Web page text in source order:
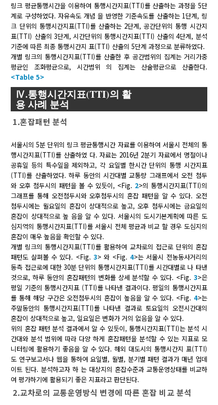
링크 평균통행시간을 이용하여 통행시간지표(TTI)를 산출하는 과정을 5단
계로 구성하였다. 자유속도 개념 을 반영한 기준속도를 산출하는 1단계, 링
크 단위의 통행시간지표(TTI)를 산출하는 2단계, 공간단위의 통행 시간지
표(TTI) 산출의 3단계, 시간단위의 통행시간지표(TTI) 산출의 4단계, 분석
기준에 따른 최종 통행시간지 표(TTI) 산출의 5단계 과정으로 분류하였다.
개별 링크의 통행시간지표(TTI)를 산출한 후 공간범위의 집계는 거리가중
평균인 조화평균으로, 시간범위 의 집계는 산술평균으로 산출한다.
<Table 5>
Ⅳ.통행시간지표(TTI)의 활
용 사례 분석
1.혼잡패턴 분석
서울시의 5분 단위의 링크 평균통행시간 자료를 이용하여 서울시 전체의 통
행시간지표(TTI)를 산출하였 다. 자료는 2016년 2분기 자료에서 명절이나
공휴일 등의 특수일을 제외하고, 각 요일별 한시간 단위의 통행 시간지표
(TTI)를 산출하였다. 하루 동안의 시간대별 교통량 그래프에서 오전 첨두
와 오후 첨두시의 패턴을 볼 수 있듯이, <Fig. 2>의 통행시간지표(TTI)의
그래프를 통해 오전첨두시와 오후첨두시의 혼잡 패턴을 알 수 있다. 오전
첨두시에는 월요일의 혼잡이 상대적으로 높고, 오후 첨두시에는 금요일의
혼잡이 상대적으로 높 음을 알 수 있다. 서울시의 도시기본계획에 따른 도
심지역의 통행시간지표(TTI)를 서울시 전체 평균과 비교 할 경우 도심지의
혼잡이 매우 높음을 확인할 수 있다.
개별 링크의 통행시간지표(TTI)를 활용하여 교차로의 접근로 단위의 혼잡
패턴도 살펴볼 수 있다. <Fig. 3> 와 <Fig. 4>는 서울시 전농동사거리의
동측 접근로에 대한 30분 단위의 통행시간지표(TTI)를 시간대별로 나 타낸
것으로, 하루 동안의 혼잡패턴의 변화를 상세 분석할 수 있다. <Fig. 3>은
평일 기준의 통행시간지표 (TTI)를 나타낸 결과이다. 평일의 통행시간지표
를 통해 해당 구간은 오전첨두시의 혼잡이 높음을 알 수 있다. <Fig. 4>는
주말동안의 통행시간지표(TTI)를 나타낸 결과로 토요일의 오전시간대의
혼잡이 상대적으로 높고, 일요일은 변화가 거의 없음을 알 수 있다.
위의 혼잡 패턴 분석 결과에서 알 수 있듯이, 통행시간지표(TTI)는 분석 시
간대와 분석 범위에 따라 다양 하게 혼잡패턴을 분석할 수 있는 지표로 모
니터링에 활용하기 좋음을 알 수 있다. 해외 대도시의 통행시간지 표(TTI)
도 연구보고서나 웹을 통하여 요일별, 월별, 분기별 패턴 결과가 매년 업데
이트 된다. 분석하고자 하 는 대상지의 혼잡수준과 교통운영상태를 비교하
여 평가하기에 활용되기 좋은 지표라고 판단된다.
2.교차로의 교통운영방식 변경에 따른 혼잡 비교 분석